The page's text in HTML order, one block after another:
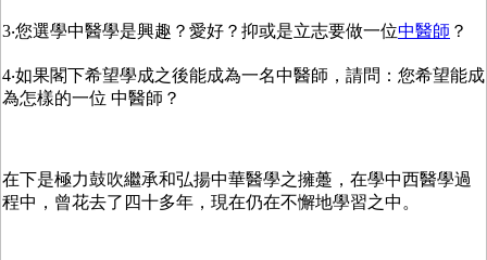
3‧您選學中醫學是興趣？愛好？抑或是立志要做一位中醫師 ？
4‧如果閣下希望學成之後能成為一名中醫師，請問：您希望能成
為怎樣的一位 中醫師？
在下是極力鼓吹繼承和弘揚中華醫學之擁躉，在學中西醫學過
程中，曾花去了四十多年，現在仍在不懈地學習之中。